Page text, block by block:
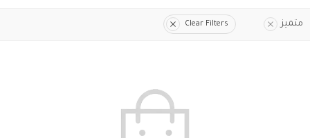
متميز Clear Filters